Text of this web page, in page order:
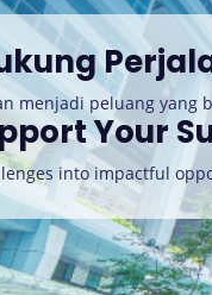
menjadi peluang yang
Your
into impactful